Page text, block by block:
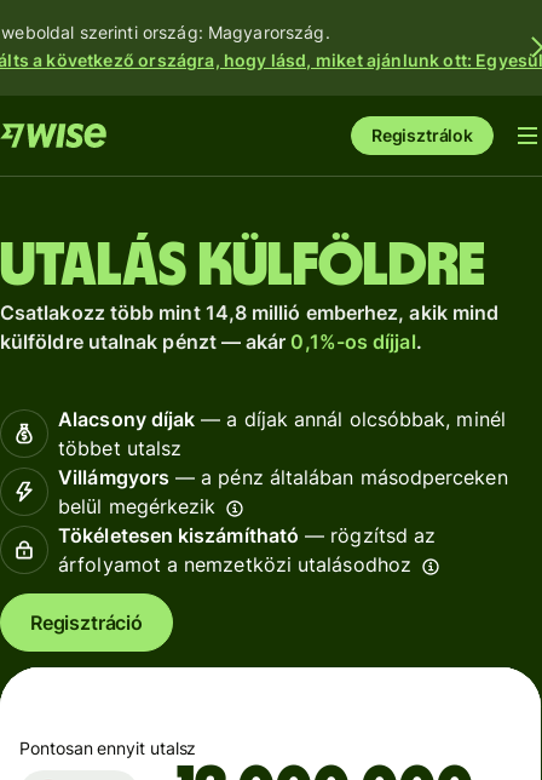
szerinti ország: Magyarország.
a következő országra, hogy lásd, miket ajánlunk ott:
Regisztrálok
Utalás külföldre
Csatlakozz több mint 14,8 millió emberhez, akik mind
külföldre utalnak pénzt — akár 0,1%-os díjjal.
Alacsony díjak — a díjak annál olcsóbbak, minél
többet utalsz
Villámgyors — a pénz általában másodperceken
belül megérkezik
Tökéletesen kiszámítható — rögzítsd az
árfolyamot a nemzetközi utalásodhoz
Regisztráció
Pontosan ennyit utalsz